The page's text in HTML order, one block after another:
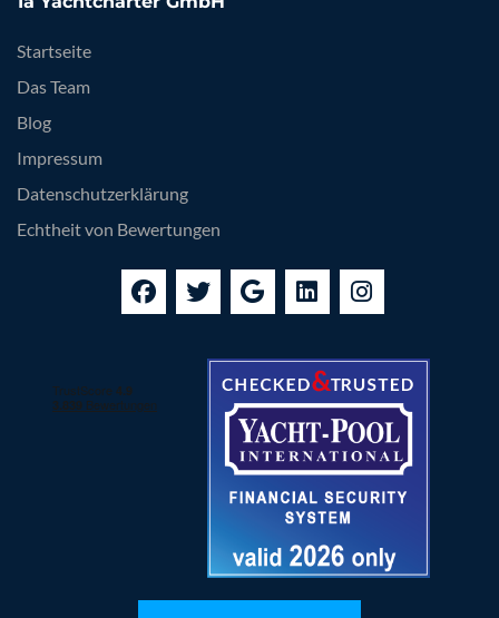
Startseite
Das Team
Blog
Impressum
Datenschutzerklärung
Echtheit von Bewertungen